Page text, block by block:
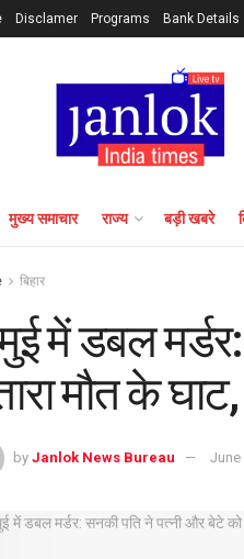
Disclamer Programs Bank Details
मुख्य समाचार राज्य बड़ी खबरे
बिहार
में डबल
मौत के
by Janlok News Bureau June